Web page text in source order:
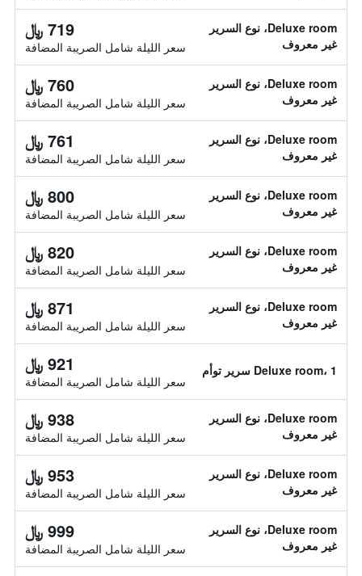
Deluxe room، نوع السرير
غير معروف
719 ﷼
سعر الليلة شامل الصريبة المضافة
Deluxe room، نوع السرير
غير معروف
760 ﷼
سعر الليلة شامل الصريبة المضافة
Deluxe room، نوع السرير
غير معروف
761 ﷼
سعر الليلة شامل الصريبة المضافة
Deluxe room، نوع السرير
غير معروف
800 ﷼
سعر الليلة شامل الصريبة المضافة
Deluxe room، نوع السرير
غير معروف
820 ﷼
سعر الليلة شامل الصريبة المضافة
Deluxe room، نوع السرير
غير معروف
871 ﷼
سعر الليلة شامل الصريبة المضافة
Deluxe room، 1 سرير توأم 921 ﷼
سعر الليلة شامل الصريبة المضافة
Deluxe room، نوع السرير
غير معروف
938 ﷼
سعر الليلة شامل الصريبة المضافة
Deluxe room، نوع السرير
غير معروف
953 ﷼
سعر الليلة شامل الصريبة المضافة
Deluxe room، نوع السرير
غير معروف
999 ﷼
سعر الليلة شامل الصريبة المضافة